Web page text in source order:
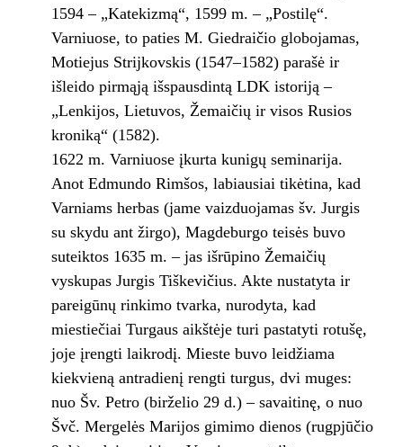
1594 – „Katekizmą“, 1599 m. – „Postilę“.
Varniuose, to paties M. Giedraičio globojamas,
Motiejus Strijkovskis (1547–1582) parašė ir
išleido pirmąją išspausdintą LDK istoriją –
„Lenkijos, Lietuvos, Žemaičių ir visos Rusios
kroniką“ (1582).
1622 m. Varniuose įkurta kunigų seminarija.
Anot Edmundo Rimšos, labiausiai tikėtina, kad
Varniams herbas (jame vaizduojamas šv. Jurgis
su skydu ant žirgo), Magdeburgo teisės buvo
suteiktos 1635 m. – jas išrūpino Žemaičių
vyskupas Jurgis Tiškevičius. Akte nustatyta ir
pareigūnų rinkimo tvarka, nurodyta, kad
miestiečiai Turgaus aikštėje turi pastatyti rotušę,
joje įrengti laikrodį. Mieste buvo leidžiama
kiekvieną antradienį rengti turgus, dvi muges:
nuo Šv. Petro (birželio 29 d.) – savaitinę, o nuo
Švč. Mergelės Marijos gimimo dienos (rugpjūčio